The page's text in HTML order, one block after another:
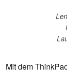
Mit dem